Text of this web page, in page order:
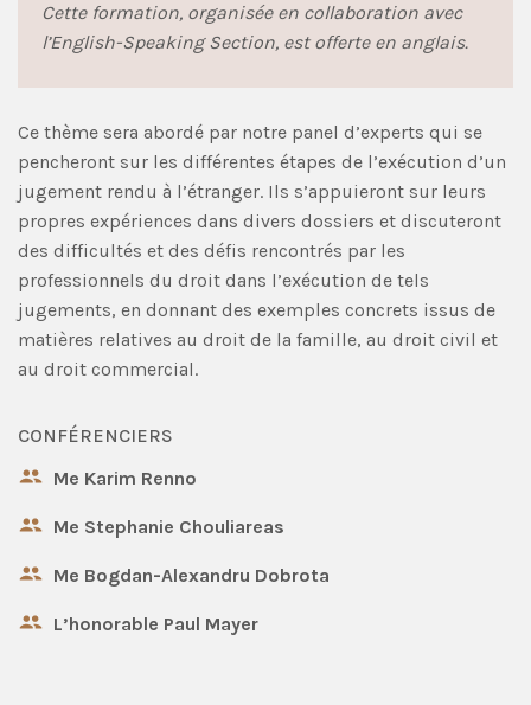
Cette formation, organisée en collaboration avec
l’English-Speaking Section, est offerte en anglais.
Ce thème sera abordé par notre panel d’experts qui se
pencheront sur les différentes étapes de l’exécution d’un
jugement rendu à l’étranger. Ils s’appuieront sur leurs
propres expériences dans divers dossiers et discuteront
des difficultés et des défis rencontrés par les
professionnels du droit dans l’exécution de tels
jugements, en donnant des exemples concrets issus de
matières relatives au droit de la famille, au droit civil et
au droit commercial.
CONFÉRENCIERS
Me Karim Renno
Me Stephanie Chouliareas
Me Bogdan-Alexandru Dobrota
L’honorable Paul Mayer